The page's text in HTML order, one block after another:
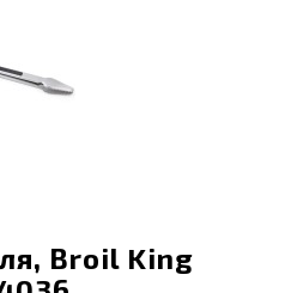
Broil King